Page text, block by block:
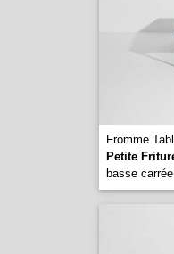
Fromme
Petite
basse carrée